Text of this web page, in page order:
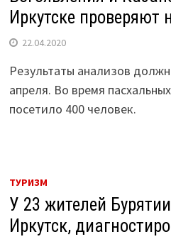
Иркутске проверяют
22.04.2020
Результаты анализов
апреля. Во время
посетило 400 человек.
ТУРИЗМ
У 23 жителей
Иркутск,